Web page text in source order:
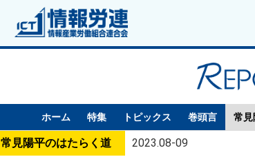
ホーム 特集 トピックス 巻頭言 常見
常見陽平のはたらく道 2023.08-09